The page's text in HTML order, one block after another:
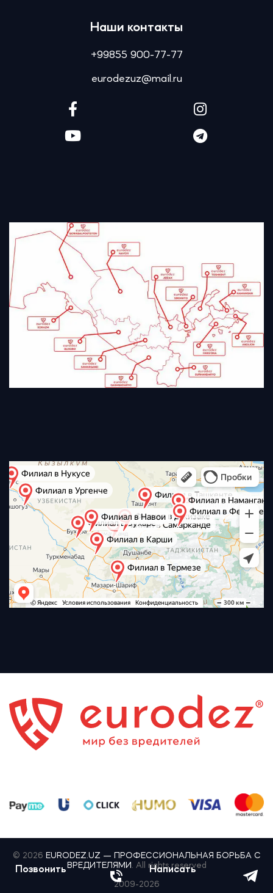
Позвонить Написать
Наши контакты
+99855 900-77-77
eurodezuz@mail.ru
© 2026 EURODEZ.UZ — ПРОФЕССИОНАЛЬНАЯ БОРЬБА С
ВРЕДИТЕЛЯМИ . All rights reserved
2009-2026